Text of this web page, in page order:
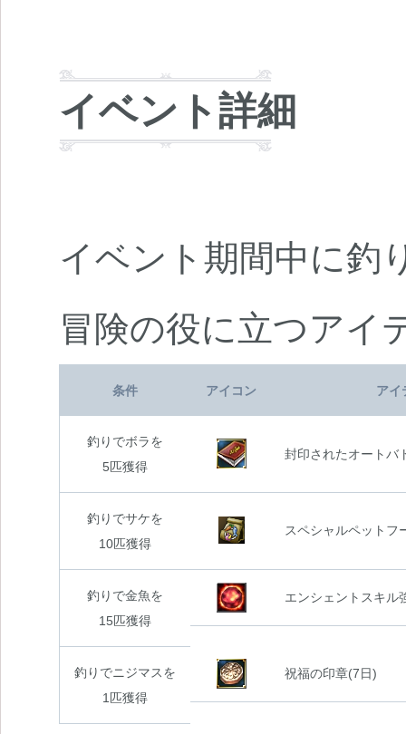
イベント詳細
イベント期間中に釣
冒険の役に立つアイ
条件 アイコン アイ
釣りでボラを
5匹獲得
封印されたオートバ
釣りでサケを
10匹獲得
スペシャルペットフ
釣りで金魚を
15匹獲得
エンシェントスキル
釣りでニジマスを
1匹獲得
祝福の印章(7日)